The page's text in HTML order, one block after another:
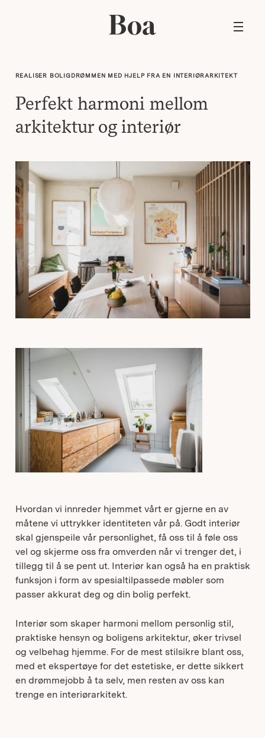
REALISER BOLIGDRØMMEN MED HJELP FRA EN INTERIØRARKITEKT
Perfekt harmoni mellom
arkitektur og interiør
Hvordan vi innreder hjemmet vårt er gjerne en av
måtene vi uttrykker identiteten vår på. Godt interiør
skal gjenspeile vår personlighet, få oss til å føle oss
vel og skjerme oss fra omverden når vi trenger det, i
tillegg til å se pent ut. Interiør kan også ha en praktisk
funksjon i form av spesialtilpassede møbler som
passer akkurat deg og din bolig perfekt.
Interiør som skaper harmoni mellom personlig stil,
praktiske hensyn og boligens arkitektur, øker trivsel
og velbehag hjemme. For de mest stilsikre blant oss,
med et ekspertøye for det estetiske, er dette sikkert
en drømmejobb å ta selv, men resten av oss kan
trenge en interiørarkitekt.